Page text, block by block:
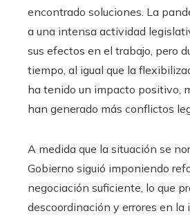
encontrado soluciones. La
a una intensa actividad
sus efectos en el trabajo, pero
tiempo, al igual que la
ha tenido un impacto positivo,
han generado más conflictos
A medida que la situación se
Gobierno siguió imponiendo
negociación suficiente, lo que
descoordinación y errores en